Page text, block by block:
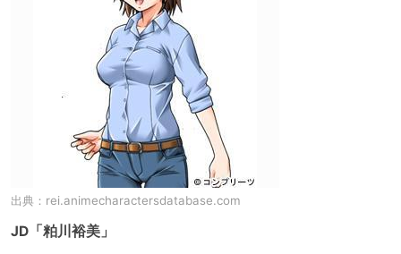
出典： rei.animecharactersdatabase.com
JD「粕川裕美」